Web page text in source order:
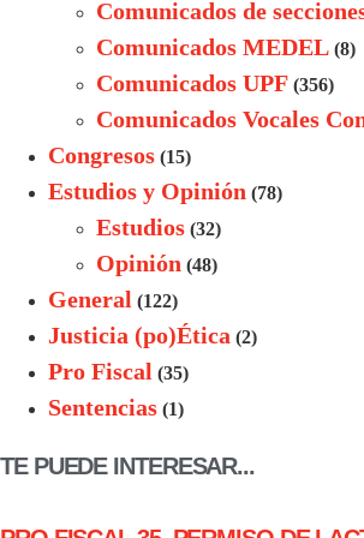
Comunicados de
Comunicados MEDEL (8)
Comunicados UPF (356)
Comunicados Vocales
Congresos (15)
Estudios y Opinión (78)
Estudios (32)
Opinión (48)
General (122)
Justicia (po)Ética (2)
Pro Fiscal (35)
Sentencias (1)
TE PUEDE INTERESAR...